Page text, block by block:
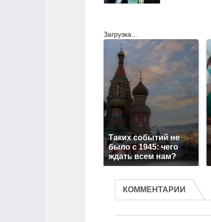
Загрузка...
Таких событий не
было с 1945: чего
ждать всем нам?
КОММЕНТАРИИ